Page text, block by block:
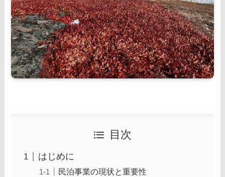
目次
はじめに
民泊事業の現状と重要性